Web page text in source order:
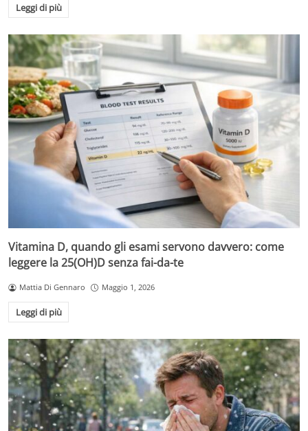
Leggi di più
Vitamina D, quando gli esami servono davvero: come
leggere la 25(OH)D senza fai-da-te
Mattia Di Gennaro Maggio 1, 2026
Leggi di più